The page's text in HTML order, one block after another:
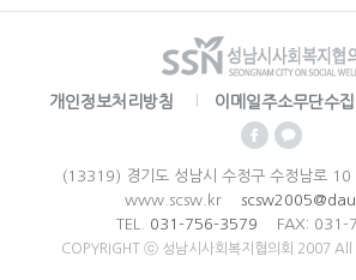
개인정보처리방침 이메일주소무단수
(13319) 경기도 성남시 수정구 수정남로 10
www.scsw.kr
TEL.
031-756-3579 FAX: 031-
COPYRIGHT ⓒ 성남시사회복지협의회 2007 All